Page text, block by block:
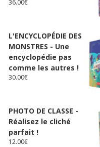
36.00€
L'ENCYCLOPÉDIE DES
MONSTRES - Une
encyclopédie pas
comme les autres !
30.00€
PHOTO DE CLASSE -
Réalisez le cliché
parfait !
12.00€